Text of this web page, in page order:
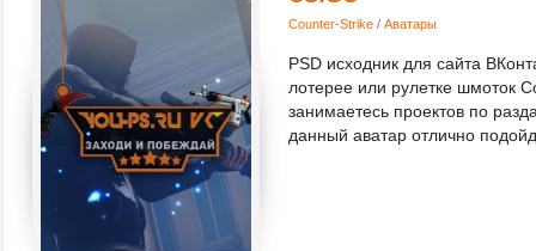
Counter-Strike / Аватары
PSD исходник для сайта
лотерее или рулетке шмоток
занимаетесь проектов по
данный аватар отлично